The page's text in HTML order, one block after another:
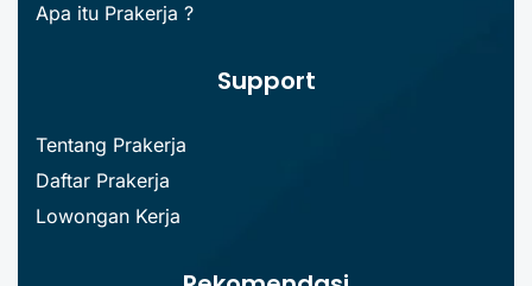
Apa itu Prakerja ?
Support
Tentang Prakerja
Daftar Prakerja
Lowongan Kerja